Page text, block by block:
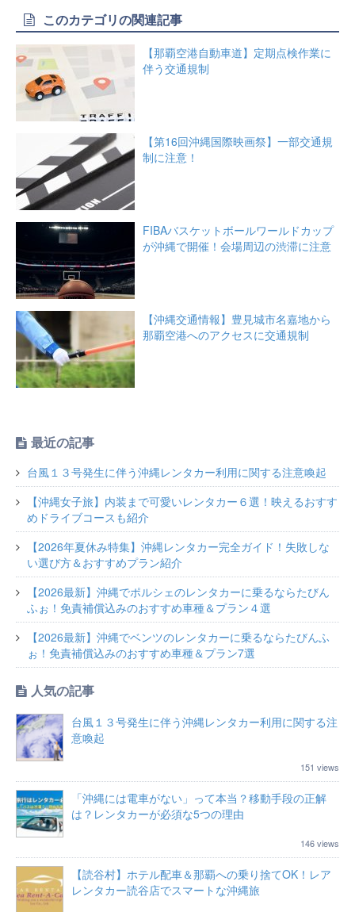
このカテゴリの関連記事
【那覇空港自動車道】定期点検作業に
伴う交通規制
【第16回沖縄国際映画祭】一部交通規
制に注意！
FIBAバスケットボールワールドカップ
が沖縄で開催！会場周辺の渋滞に注意
【沖縄交通情報】豊見城市名嘉地から
那覇空港へのアクセスに交通規制
最近の記事
台風１３号発生に伴う沖縄レンタカー利用に関する注意喚起
【沖縄女子旅】内装まで可愛いレンタカー６選！映えるおすす
めドライブコースも紹介
【2026年夏休み特集】沖縄レンタカー完全ガイド！失敗しな
い選び方＆おすすめプラン紹介
【2026最新】沖縄でポルシェのレンタカーに乗るならたびん
ふぉ！免責補償込みのおすすめ車種＆プラン４選
【2026最新】沖縄でベンツのレンタカーに乗るならたびんふ
ぉ！免責補償込みのおすすめ車種＆プラン7選
人気の記事
台風１３号発生に伴う沖縄レンタカー利用に関する注
意喚起
151 views
「沖縄には電車がない」って本当？移動手段の正解
は？レンタカーが必須な5つの理由
146 views
【読谷村】ホテル配車＆那覇への乗り捨てOK！レア
レンタカー読谷店でスマートな沖縄旅